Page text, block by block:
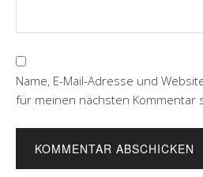
Name, E-Mail-Adresse und
für meinen nächsten Kommentar